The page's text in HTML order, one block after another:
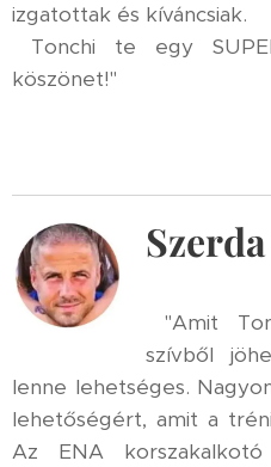
izgatottak és kíváncsiak.
Tonchi te egy
köszönet!"
"Amit
szívből
lenne lehetséges.
lehetőségért, amit a
Az ENA